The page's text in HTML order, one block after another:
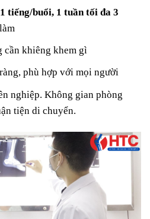
tiếng/buổi, 1 tuần tối đa 3
cần khiêng khem gì
phù hợp với mọi người
nghiệp. Không gian phòng
tiện di chuyển.